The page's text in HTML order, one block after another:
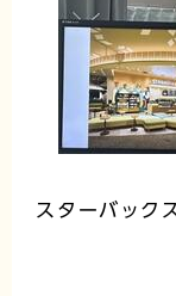
スターバッ